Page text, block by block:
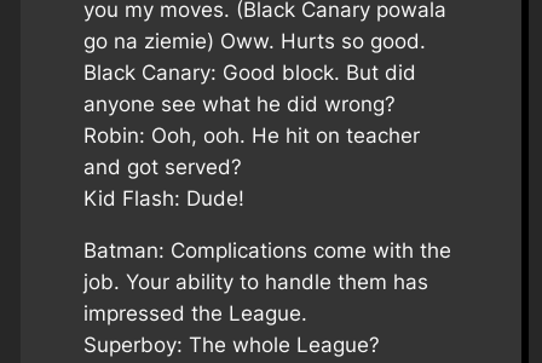
you my moves. (Black Canary powala
go na ziemie) Oww. Hurts so good.
Black Canary: Good block. But did
anyone see what he did wrong?
Robin: Ooh, ooh. He hit on teacher
and got served?
Kid Flash: Dude!
Batman: Complications come with the
job. Your ability to handle them has
impressed the League.
Superboy: The whole League?